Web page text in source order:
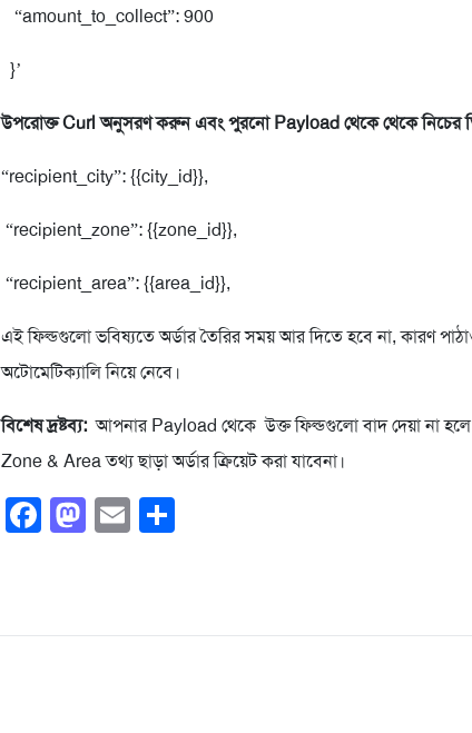
“amount_to_collect”: 900
}’
উপরোক্ত Curl অনুসরণ করুন এবং পুরনো Payload থেকে থেকে নিচের
“recipient_city”: {{city_id}},
“recipient_zone”: {{zone_id}},
“recipient_area”: {{area_id}},
এই ফিল্ডগুলো ভবিষ্যতে অর্ডার তৈরির সময় আর দিতে হবে না, কারণ
অটোমেটিক্যালি নিয়ে নেবে।
বিশেষ দ্রষ্টব্য: আপনার Payload থেকে উক্ত ফিল্ডগুলো বাদ দেয়া না
Zone & Area তথ্য ছাড়া অর্ডার ক্রিয়েট করা যাবেনা।
Facebook
Mastodon
Email